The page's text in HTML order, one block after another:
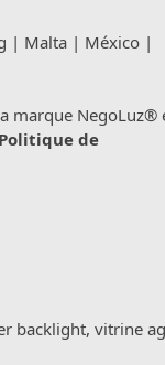
| Malta | México |
marque NegoLuz®
Politique de
backlight, vitrine